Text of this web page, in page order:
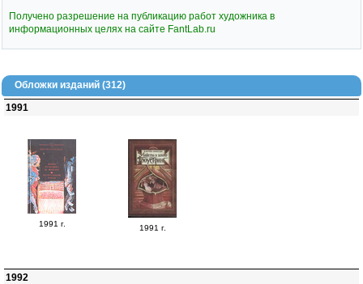
Получено разрешение на публикацию работ художника в
информационных целях на сайте FantLab.ru
Обложки изданий (312)
1991
1991 г. 1991 г.
1992